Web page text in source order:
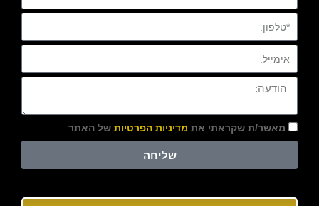
מאשר/ת שקראתי את מדיניות הפרטיות של האתר
שליחה